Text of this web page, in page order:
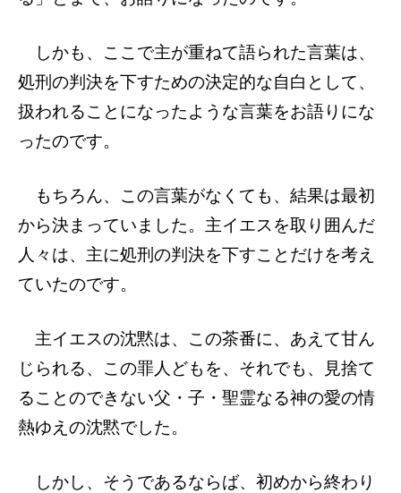
しかも、ここで主が重ねて語られた言葉は、
処刑の判決を下すための決定的な自白として、
扱われることになったような言葉をお語りにな
ったのです。
もちろん、この言葉がなくても、結果は最初
から決まっていました。主イエスを取り囲んだ
人々は、主に処刑の判決を下すことだけを考え
ていたのです。
主イエスの沈黙は、この茶番に、あえて甘ん
じられる、この罪人どもを、それでも、見捨て
ることのできない父・子・聖霊なる神の愛の情
熱ゆえの沈黙でした。
しかし、そうであるならば、初めから終わり